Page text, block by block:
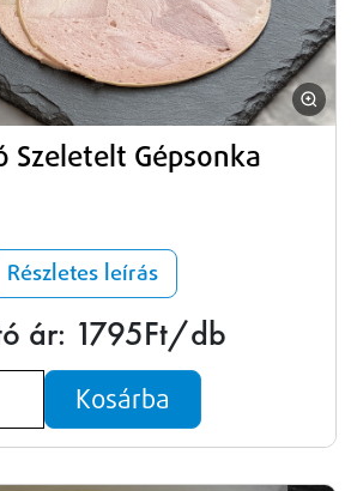
Szeletelt Gépsonka
Részletes leírás
ár: 1795Ft/db
Kosárba